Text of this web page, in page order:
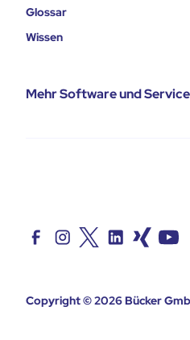
Glossar
Wissen
Mehr Software und
Copyright © 2026Bücker